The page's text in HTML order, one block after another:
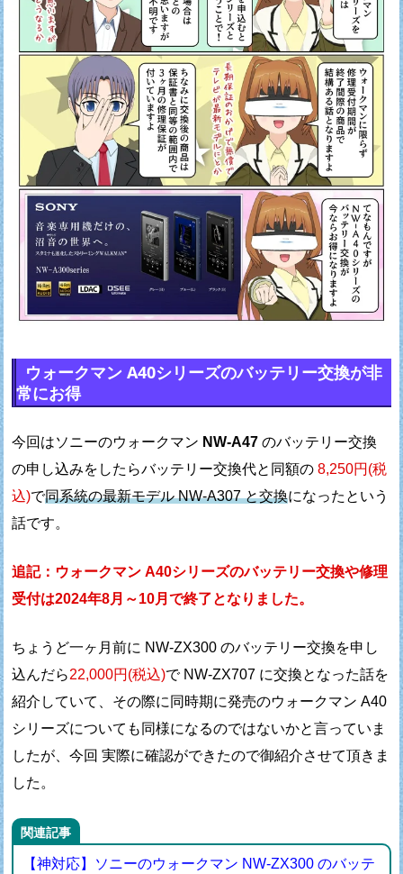
ウォークマン A40シリーズのバッテリー交換が非
常にお得
今回はソニーのウォークマン NW-A47 のバッテリー交換
の申し込みをしたらバッテリー交換代と同額の8,250円(税
込)で同系統の最新モデル NW-A307 と交換になったという
話です。
追記：ウォークマン A40シリーズのバッテリー交換や修理
受付は2024年8月～10月で終了となりました。
ちょうど一ヶ月前に NW-ZX300 のバッテリー交換を申し
込んだら22,000円(税込)で NW-ZX707 に交換となった話を
紹介していて、 その際に同時期に発売のウォークマン A40
シリーズについても 同様になるのではないかと言っていま
したが、今回 実際に確認ができたので御紹介させて頂きま
した。
関連記事
【神対応】ソニーのウォークマン NW-ZX300 のバッテ